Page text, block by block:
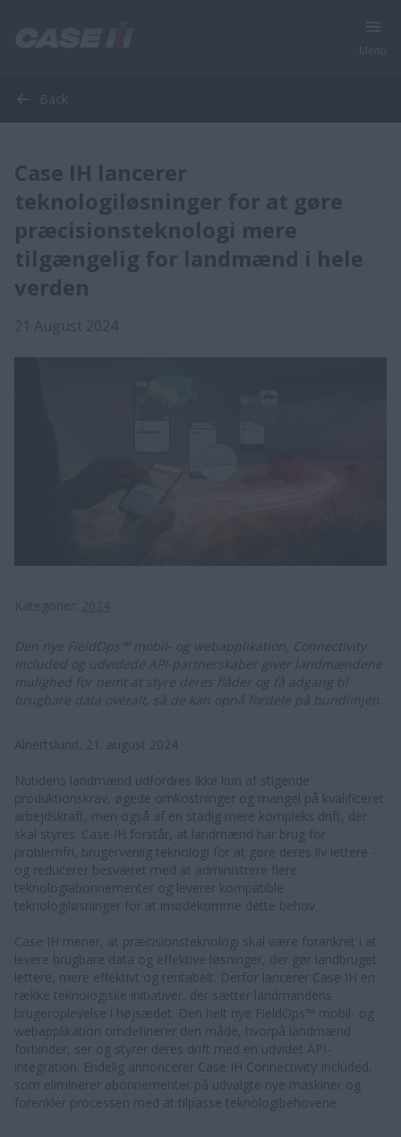
Back
Case IH lancerer
teknologiløsninger for at gøre
præcisionsteknologi mere
tilgængelig for landmænd i hele
verden
Den nye FieldOps™ mobil- og webapplikation, Connectivity
Included og udvidede API-partnerskaber giver landmændene
mulighed for nemt at styre deres flåder og få adgang til
brugbare data overalt, så de kan opnå fordele på bundlinjen.
Alnertslund, 21. august 2024
Nutidens landmænd udfordres ikke kun af stigende
produktionskrav, øgede omkostninger og mangel på kvalificeret
arbejdskraft, men også af en stadig mere kompleks drift, der
skal styres. Case IH forstår, at landmænd har brug for
problemfri, brugervenlig teknologi for at gøre deres liv lettere -
og reducerer besværet med at administrere flere
teknologiabonnementer og leverer kompatible
teknologiløsninger for at imødekomme dette behov.
Case IH mener, at præcisionsteknologi skal være forankret i at
levere brugbare data og effektive løsninger, der gør landbruget
lettere, mere effektivt og rentabelt. Derfor lancerer Case IH en
række teknologiske initiativer, der sætter landmandens
brugeroplevelse i højsædet. Den helt nye FieldOps™ mobil- og
webapplikation omdefinerer den måde, hvorpå landmænd
forbinder, ser og styrer deres drift med en udvidet API-
integration. Endelig annoncerer Case IH Connectivity Included,
som eliminerer abonnementer på udvalgte nye maskiner og
forenkler processen med at tilpasse teknologibehovene.